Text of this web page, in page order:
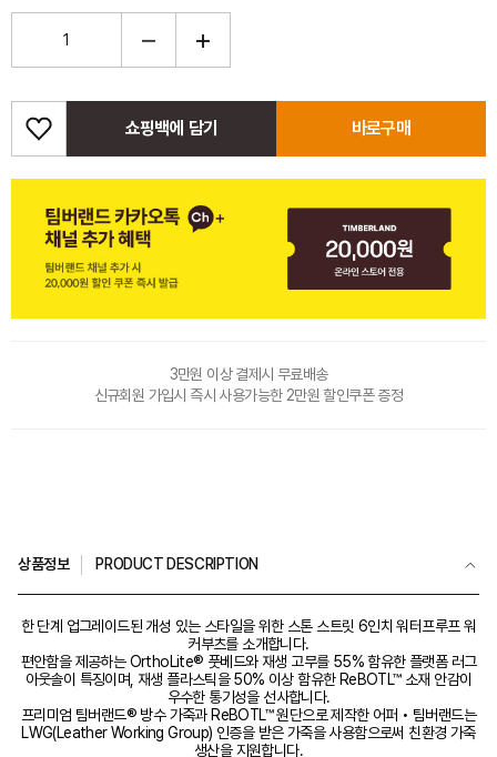
쇼핑백에 담기 바로구매
3만원 이상 결제시 무료배송
신규회원 가입시 즉시 사용가능한 2만원 할인쿠폰 증정
상품정보 PRODUCT DESCRIPTION
한 단계 업그레이드된 개성 있는 스타일을 위한 스톤 스트릿 6인치 워터프루프 워
커부츠를 소개합니다.
편안함을 제공하는 OrthoLite® 풋베드와 재생 고무를 55% 함유한 플랫폼 러그
아웃솔이 특징이며, 재생 플라스틱을 50% 이상 함유한 ReBOTL™ 소재 안감이
우수한 통기성을 선사합니다.
프리미엄 팀버랜드® 방수 가죽과 ReBOTL™ 원단으로 제작한 어퍼 • 팀버랜드는
LWG(Leather Working Group) 인증을 받은 가죽을 사용함으로써 친환경 가죽
생산을 지원합니다.